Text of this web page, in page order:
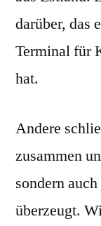
darüber, das
Terminal für
hat.
Andere
zusammen
sondern
überzeugt.